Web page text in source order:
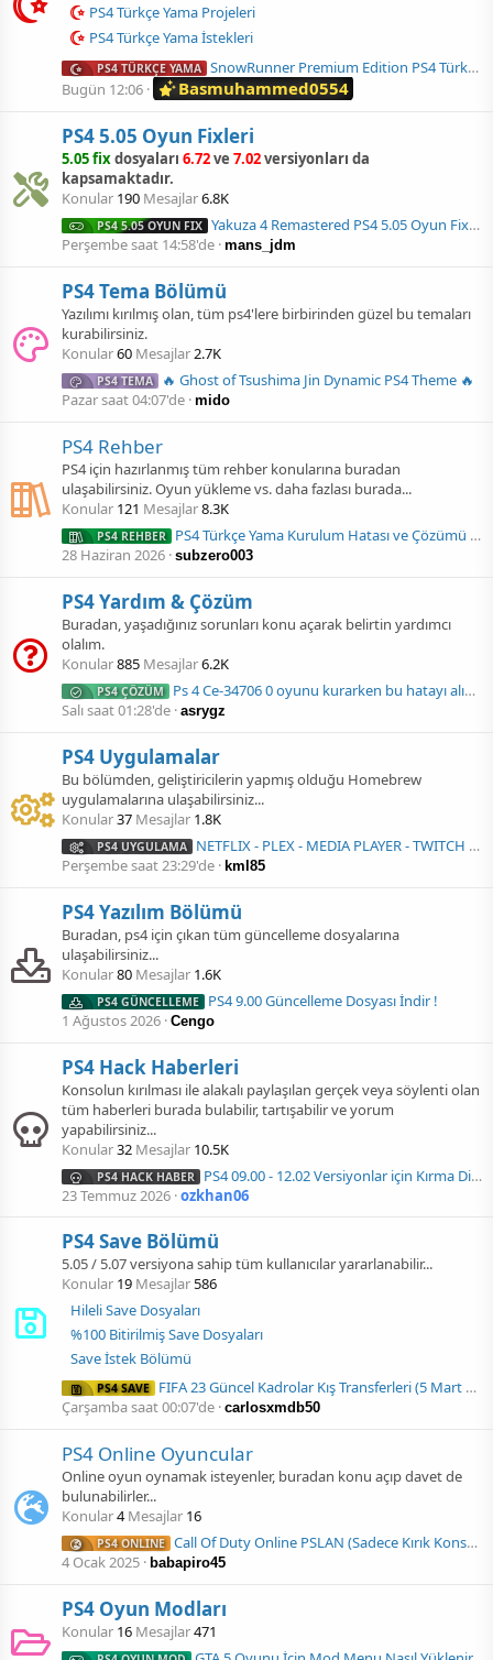
PS4 Türkçe Yama Projeleri
PS4 Türkçe Yama İstekleri
PS4 TÜRKÇE YAMA SnowRunner Premium Edition PS4 Türkçe Yama Çıktı !
Bugün 12:06
Basmuhammed0554
PS4 5.05 Oyun Fixleri
5.05 fixdosyaları 6.72ve 7.02versiyonları da
kapsamaktadır.
Konular 190 Mesajlar6.8K
PS4 5.05 OYUN FIX Yakuza 4 Remastered PS4 5.05 Oyun Fix İndir ! [CUSA15361- v1.01]
Perşembe saat 14:58'de mans_jdm
PS4 Tema Bölümü
Yazılımı kırılmış olan, tüm ps4'lere birbirinden güzel bu temaları
kurabilirsiniz.
Konular60 Mesajlar2.7K
PS4 TEMA
🔥 Ghost of Tsushima Jin Dynamic PS4 Theme 🔥
Pazar saat 04:07'de mido
PS4 Rehber
PS4 için hazırlanmış tüm rehber konularına buradan
ulaşabilirsiniz. Oyun yükleme vs. daha fazlası burada...
Konular 121 Mesajlar8.3K
PS4 REHBER
PS4 Türkçe Yama Kurulum Hatası ve Çözümü ! [CE-36434-0]
28 Haziran 2026 subzero003
PS4 Yardım & Çözüm
Buradan, yaşadığınız sorunları konu açarak belirtin yardımcı
olalım.
Konular885 Mesajlar6.2K
PS4 ÇÖZÜM
Ps 4 Ce-34706 0 oyunu kurarken bu hatayı alıyorum.(ÇÖZÜLDÜ)
Salı saat 01:28'de asrygz
PS4 Uygulamalar
Bu bölümden, geliştiricilerin yapmış olduğu Homebrew
uygulamalarına ulaşabilirsiniz...
Konular37 Mesajlar 1.8K
PS4 UYGULAMA
NETFLIX - PLEX - MEDIA PLAYER - TWITCH - YOUTUBE ( 5.05 - 6.72 - 7.02 - 7.55 - 9.00)
Perşembe saat 23:29'de
kml85
PS4 Yazılım Bölümü
Buradan, ps4 için çıkan tüm güncelleme dosyalarına
ulaşabilirsiniz...
Konular80 Mesajlar 1.6K
PS4 GÜNCELLEME
PS4 9.00 Güncelleme Dosyası İndir !
1 Ağustos 2026 Cengo
PS4 Hack Haberleri
Konsolun kırılması ile alakalı paylaşılan gerçek veya söylenti olan
tüm haberleri burada bulabilir, tartışabilir ve yorum
yapabilirsiniz...
Konular32 Mesajlar 10.5K
PS4 HACK HABER
PS4 09.00 - 12.02 Versiyonlar için Kırma Diski ! - Sipariş Konusu
23 Temmuz 2026 ozkhan06
PS4 Save Bölümü
5.05 / 5.07 versiyona sahip tüm kullanıcılar yararlanabilir...
Konular 19 Mesajlar586
Hileli Save Dosyaları
%100 Bitirilmiş Save Dosyaları
Save İstek Bölümü
PS4 SAVE
FIFA 23 Güncel Kadrolar Kış Transferleri (5 Mart 2023)
Çarşamba saat 00:07'de carlosxmdb50
PS4 Online Oyuncular
Online oyun oynamak isteyenler, buradan konu açıp davet de
bulunabilirler...
Konular4 Mesajlar 16
PS4 ONLINE Call Of Duty Online PSLAN (Sadece Kırık Konsollar)
4 Ocak 2025
babapiro45
PS4 Oyun Modları
Konular 16 Mesajlar471